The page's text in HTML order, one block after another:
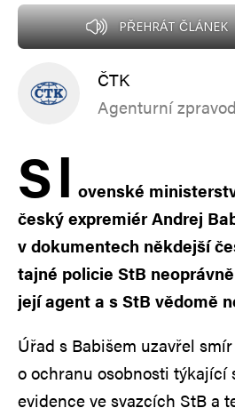
PŘEHRÁT ČLÁNEK
ČTK
Agenturní
Sl ovenské
český expremiér Andrej
v dokumentech někdejší
tajné policie StB
její agent a s StB vědomě
Úřad s Babišem uzavřel
o ochranu osobnosti týkající
evidence ve svazcích StB a